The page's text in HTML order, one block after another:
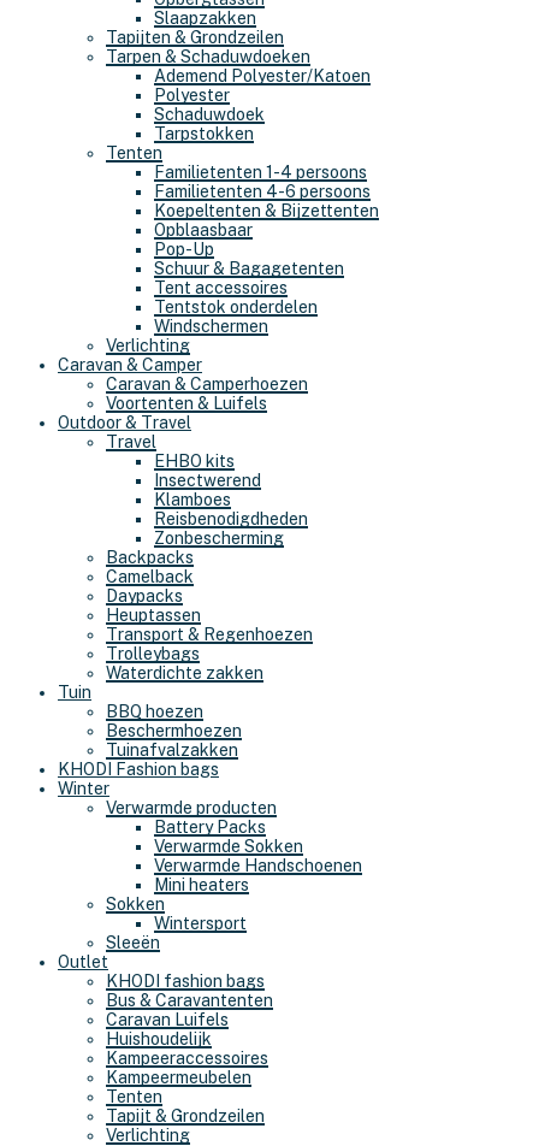
Slaapzakken
Tapijten & Grondzeilen
Tarpen & Schaduwdoeken
Ademend Polyester/Katoen
Polyester
Schaduwdoek
Tarpstokken
Tenten
Familietenten 1-4 persoons
Familietenten 4-6 persoons
Koepeltenten & Bijzettenten
Opblaasbaar
Pop-Up
Schuur & Bagagetenten
Tent accessoires
Tentstok onderdelen
Windschermen
Verlichting
Caravan & Camper
Caravan & Camperhoezen
Voortenten & Luifels
Outdoor & Travel
Travel
EHBO kits
Insectwerend
Klamboes
Reisbenodigdheden
Zonbescherming
Backpacks
Camelback
Daypacks
Heuptassen
Transport & Regenhoezen
Trolleybags
Waterdichte zakken
Tuin
BBQ hoezen
Beschermhoezen
Tuinafvalzakken
KHODI Fashion bags
Winter
Verwarmde producten
Battery Packs
Verwarmde Sokken
Verwarmde Handschoenen
Mini heaters
Sokken
Wintersport
Sleeën
Outlet
KHODI fashion bags
Bus & Caravantenten
Caravan Luifels
Huishoudelijk
Kampeeraccessoires
Kampeermeubelen
Tenten
Tapijt & Grondzeilen
Verlichting